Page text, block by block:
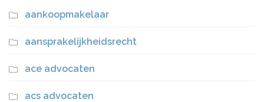
aankoopmakelaar
aansprakelijkheidsrecht
ace advocaten
acs advocaten